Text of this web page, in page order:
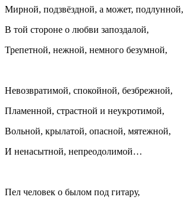
Мирной, подзвёздной, а может, подлунной,
В той стороне о любви запоздалой,
Трепетной, нежной, немного безумной,
Невозвратимой, спокойной, безбрежной,
Пламенной, страстной и неукротимой,
Вольной, крылатой, опасной, мятежной,
И ненасытной, непреодолимой…
Пел человек о былом под гитару,